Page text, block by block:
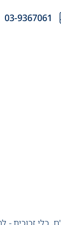
03-9367061
כלי